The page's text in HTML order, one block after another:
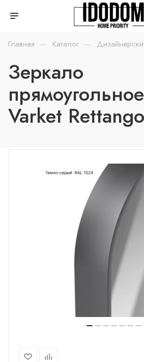
Главная — Каталог —
Зеркало
прямоугольное
Varket